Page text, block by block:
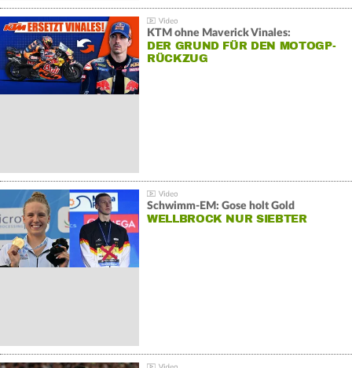
KTM ohne Maverick Vinales:
DER GRUND FÜR DEN MOTOGP-
RÜCKZUG
Schwimm-EM: Gose holt Gold
WELLBROCK NUR SIEBTER